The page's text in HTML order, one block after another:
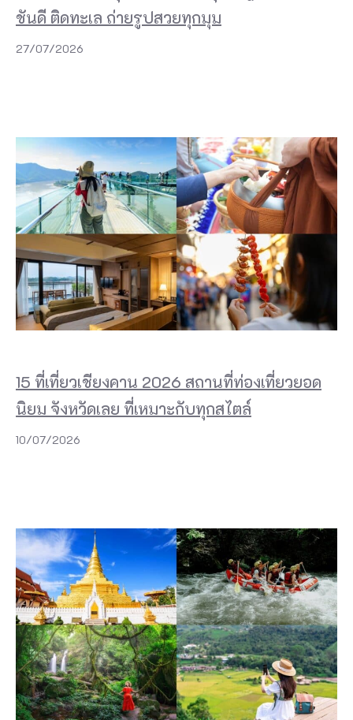
ชันดี ติดทะเล ถ่ายรูปสวยทุกมุม
27/07/2026
15 ที่เที่ยวเชียงคาน 2026 สถานที่ท่องเที่ยวยอด
นิยม จังหวัดเลย ที่เหมาะกับทุกสไตล์
10/07/2026